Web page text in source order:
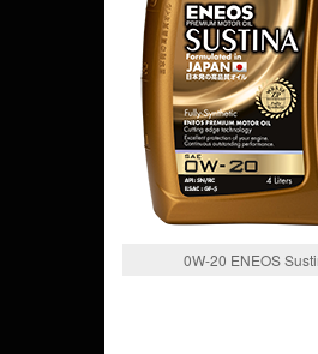
0W-20 ENEOS